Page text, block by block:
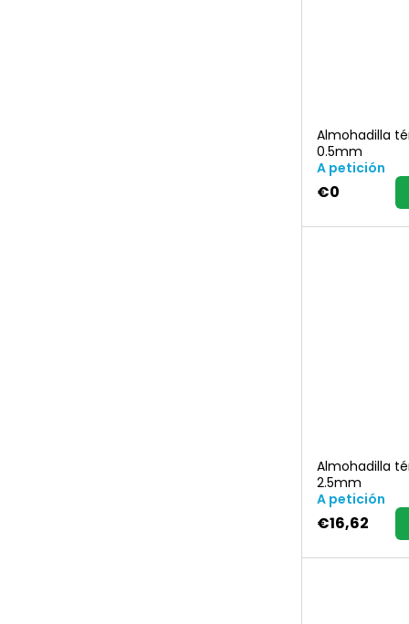
Almohadilla
0.5mm
A petición
€0
Almohadilla
2.5mm
A petición
€16,62